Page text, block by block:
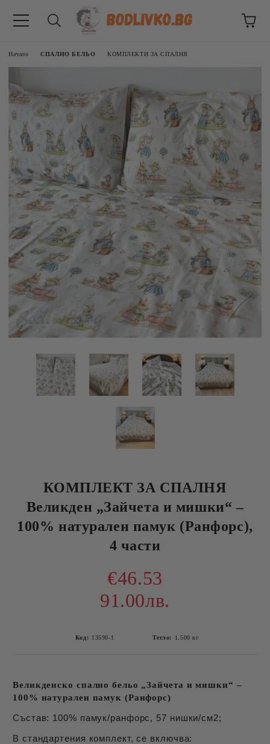
Начало СПАЛНО БЕЛЬО КОМПЛЕКТИ ЗА СПАЛНЯ
КОМПЛЕКТ ЗА СПАЛНЯ
Великден „Зайчета и мишки“ –
100% натурален памук (Ранфорс),
4 части
€46.53
91.00лв.
Код: 13590-1 Тегло: 1.500 кг
Великденско спално бельо „Зайчета и мишки“ –
100% натурален памук (Ранфорс)
Състав: 100% памук/ранфорс, 57 нишки/см2;
В стандартения комплект, се включва: